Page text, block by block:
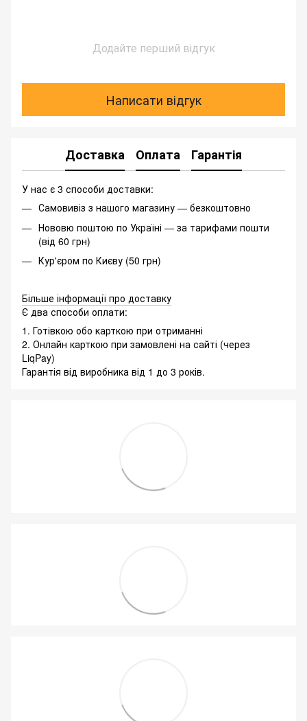
Додайте перший відгук
Написати відгук
Доставка Оплата Гарантія
У нас є 3 способи доставки:
Самовивіз з нашого магазину — безкоштовно
Нововю поштою по Україні — за тарифами пошти
(від 60 грн)
Кур'єром по Києву (50 грн)
Більше інформації про доставку
Є два способи оплати:
1. Готівкою обо карткою при отриманні
2. Онлайн карткою при замовлені на сайті (через
LiqPay)
Гарантія від виробника від 1 до 3 років.